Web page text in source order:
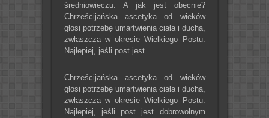
średniowieczu. A jak jest obecnie?
Chrześcijańska ascetyka od wieków
głosi potrzebę umartwienia ciała i ducha,
zwłaszcza w okresie Wielkiego Postu.
Najlepiej, jeśli post jest…
Chrześcijańska ascetyka od wieków
głosi potrzebę umartwienia ciała i ducha,
zwłaszcza w okresie Wielkiego Postu.
Najlepiej, jeśli post jest dobrowolnym